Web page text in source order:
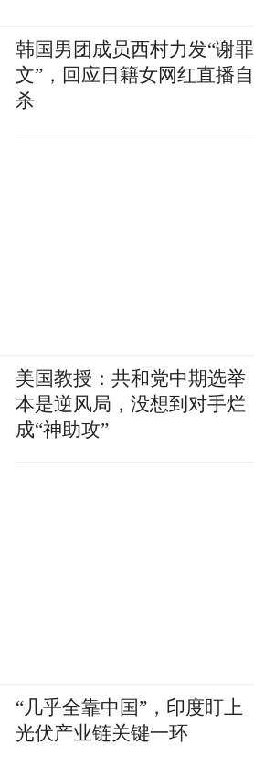
韩国男团成员西村力发“谢罪
文”，回应日籍女网红直播自
杀
美国教授：共和党中期选举
本是逆风局，没想到对手烂
成“神助攻”
“几乎全靠中国”，印度盯上
光伏产业链关键一环